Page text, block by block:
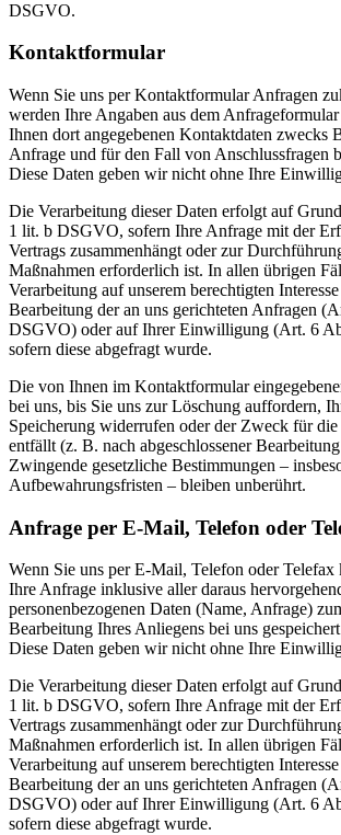
DSGVO.
Kontaktformular
Wenn Sie uns per Kontaktformular Anfragen
werden Ihre Angaben aus dem
Ihnen dort angegebenen Kontaktdaten zwecks
Anfrage und für den Fall von Anschlussfragen
Diese Daten geben wir nicht ohne Ihre
Die Verarbeitung dieser Daten erfolgt auf
1 lit. b DSGVO, sofern Ihre Anfrage mit der
Vertrags zusammenhängt oder zur
Maßnahmen erforderlich ist. In allen übrigen
Verarbeitung auf unserem berechtigten
Bearbeitung der an uns gerichteten Anfragen
DSGVO) oder auf Ihrer Einwilligung (Art. 6
sofern diese abgefragt wurde.
Die von Ihnen im Kontaktformular
bei uns, bis Sie uns zur Löschung auffordern,
Speicherung widerrufen oder der Zweck für
entfällt (z. B. nach abgeschlossener
Zwingende gesetzliche Bestimmungen –
Aufbewahrungsfristen – bleiben unberührt.
Anfrage per E-Mail, Telefon oder
Wenn Sie uns per E-Mail, Telefon oder
Ihre Anfrage inklusive aller daraus
personenbezogenen Daten (Name, Anfrage)
Bearbeitung Ihres Anliegens bei uns
Diese Daten geben wir nicht ohne Ihre
Die Verarbeitung dieser Daten erfolgt auf
1 lit. b DSGVO, sofern Ihre Anfrage mit der
Vertrags zusammenhängt oder zur
Maßnahmen erforderlich ist. In allen übrigen
Verarbeitung auf unserem berechtigten
Bearbeitung der an uns gerichteten Anfragen
DSGVO) oder auf Ihrer Einwilligung (Art. 6
sofern diese abgefragt wurde.